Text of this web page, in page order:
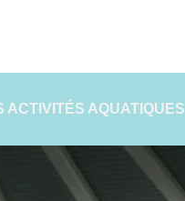
ACTIVITÉS AQUATIQUES